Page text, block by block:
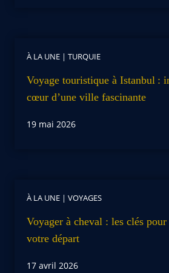
À LA UNE | TURQUIE
Voyage touristique à Istanbul :
cœur d’une ville fascinante
19 mai 2026
À LA UNE | VOYAGES
Voyager à cheval : les clés
votre départ
17 avril 2026